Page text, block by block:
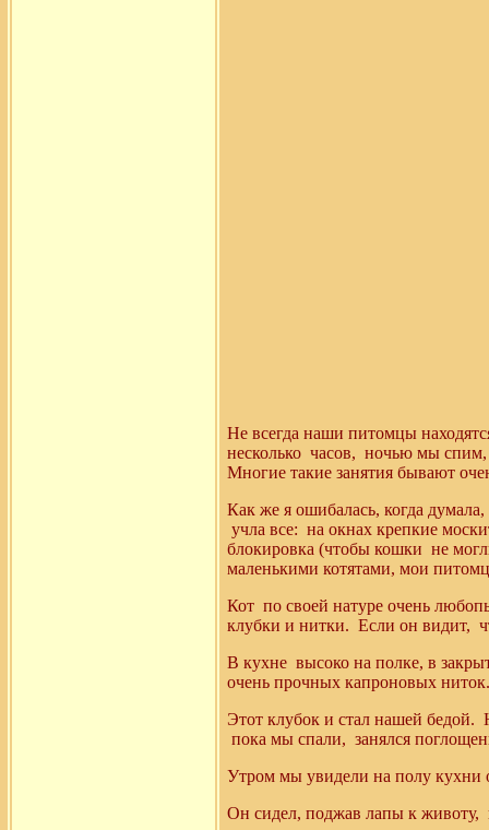
Не всегда наши питомцы
несколько часов, ночью мы спим,
Многие такие занятия бывают
Как же я ошибалась, когда
учла все: на окнах крепкие
блокировка (чтобы кошки не
маленькими котятами, мои
Кот по своей натуре очень
клубки и нитки. Если он видит,
В кухне высоко на полке, в
очень прочных капроновых ниток.
Этот клубок и стал нашей бедой.
пока мы спали, занялся
Утром мы увидели на полу кухни
Он сидел, поджав лапы к животу,